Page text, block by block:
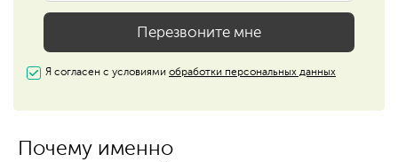
Я согласен с условиями обработки персональных данных
Почему именно